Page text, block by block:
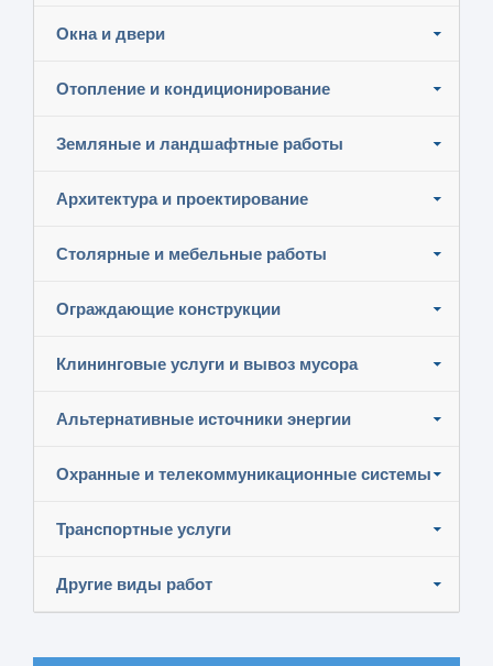
Окна и двери
Отопление и кондиционирование
Земляные и ландшафтные работы
Архитектура и проектирование
Столярные и мебельные работы
Ограждающие конструкции
Клининговые услуги и вывоз мусора
Альтернативные источники энергии
Охранные и телекоммуникационные системы
Транспортные услуги
Другие виды работ